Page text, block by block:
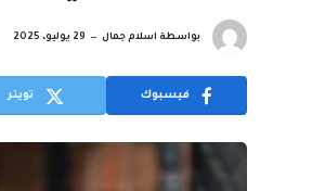
بواسطة اسلام جمال 29 يوليو، 2025
فيسبوك تويتر